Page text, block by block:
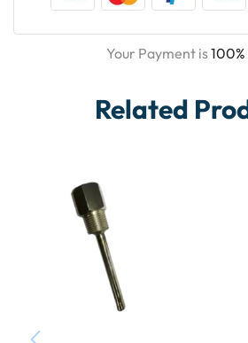
Your Payment is
Related